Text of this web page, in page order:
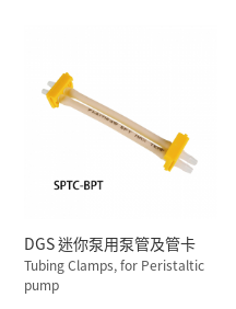
DGS 迷你泵用泵管及管卡
Tubing Clamps, for Peristaltic
pump